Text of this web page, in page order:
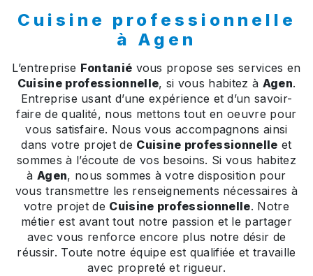
Cuisine professionnelle
à Agen
L’entreprise Fontanié vous propose ses services en
Cuisine professionnelle, si vous habitez à Agen.
Entreprise usant d’une expérience et d’un savoir-
faire de qualité, nous mettons tout en oeuvre pour
vous satisfaire. Nous vous accompagnons ainsi
dans votre projet de Cuisine professionnelle et
sommes à l’écoute de vos besoins. Si vous habitez
àAgen, nous sommes à votre disposition pour
vous transmettre les renseignements nécessaires à
votre projet de Cuisine professionnelle. Notre
métier est avant tout notre passion et le partager
avec vous renforce encore plus notre désir de
réussir. Toute notre équipe est qualifiée et travaille
avec propreté et rigueur.